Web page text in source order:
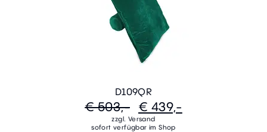
D109QR
€ 503,- € 439,-
zzgl. Versand
sofort verfügbar im Shop